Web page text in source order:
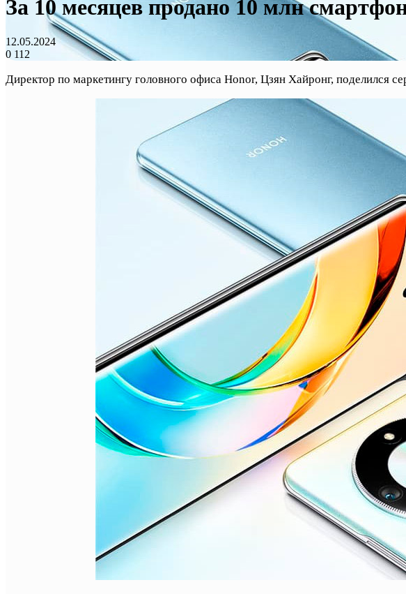
За 10 месяцев продано 10 млн
12.05.2024
0 112
Директор по маркетингу головного офиса Honor, Цзян Хайронг, поделился